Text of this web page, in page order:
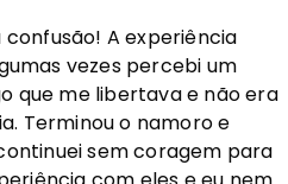
confusão! A experiência
vezes percebi um
que me libertava e não era
Terminou o namoro e
sem coragem para